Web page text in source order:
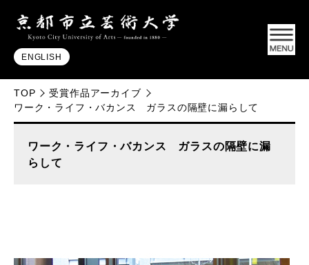
ENGLISH
TOP
受賞作品アーカイブ
ワーク・ライフ・バカンス ガラスの隔壁に漏らして
ワーク・ライフ・バカンス ガラスの隔壁に漏
らして